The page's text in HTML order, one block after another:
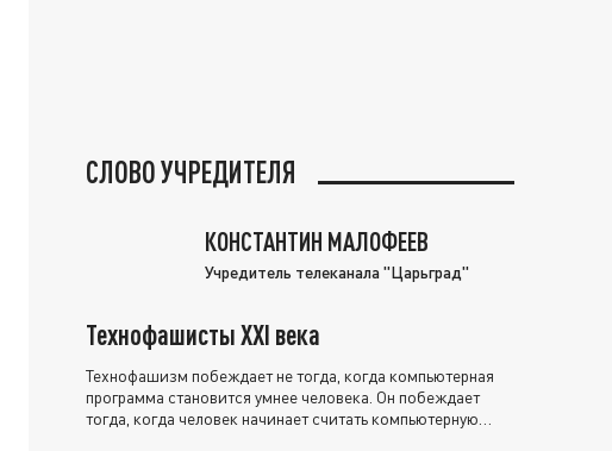
СЛОВО УЧРЕДИТЕЛЯ
КОНСТАНТИН МАЛОФЕЕВ
Учредитель телеканала "Царьград"
Технофашисты XXI века
Технофашизм побеждает не тогда, когда компьютерная
программа становится умнее человека. Он побеждает
тогда, когда человек начинает считать компьютерную